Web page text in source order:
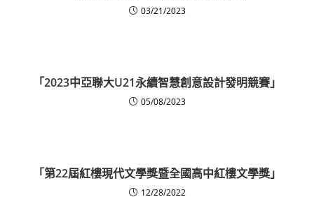
03/21/2023
「2023中亞聯大U21永續智慧創意設計發明競賽」
05/08/2023
「第22屆紅樓現代文學獎暨全國高中紅樓文學獎」
12/28/2022